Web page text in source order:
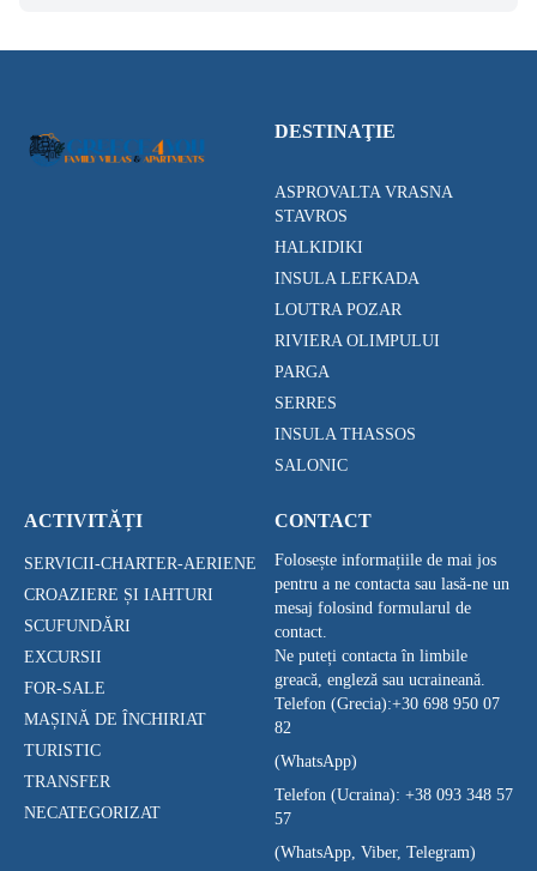
DESTINAŢIE
ASPROVALTA VRASNA
STAVROS
HALKIDIKI
INSULA LEFKADA
LOUTRA POZAR
RIVIERA OLIMPULUI
PARGA
SERRES
INSULA THASSOS
SALONIC
ACTIVITĂȚI
SERVICII-CHARTER-AERIENE
CROAZIERE ȘI IAHTURI
SCUFUNDĂRI
EXCURSII
FOR-SALE
MAȘINĂ DE ÎNCHIRIAT
TURISTIC
TRANSFER
NECATEGORIZAT
CONTACT
Folosește informațiile de mai jos
pentru a ne contacta sau lasă-ne un
mesaj folosind formularul de
contact.
Ne puteți contacta în limbile
greacă, engleză sau ucraineană.
Telefon (Grecia):+30 698 950 07
82
(WhatsApp)
Telefon (Ucraina): +38 093 348 57
57
(WhatsApp, Viber, Telegram)